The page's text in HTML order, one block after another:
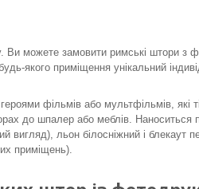
можете замовити римські штори з
якого приміщення унікальний
фільмів або мультфільмів, які
до шпалер або меблів. Наноситься
льон білосніжний і блекаут
приміщень).